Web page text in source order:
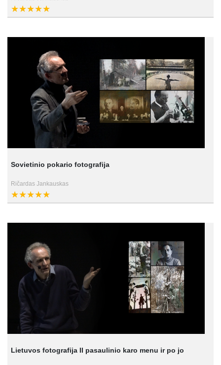
Sovietinio pokario fotografija
Ričardas Jankauskas
Lietuvos fotografija II pasaulinio karo menu ir po jo